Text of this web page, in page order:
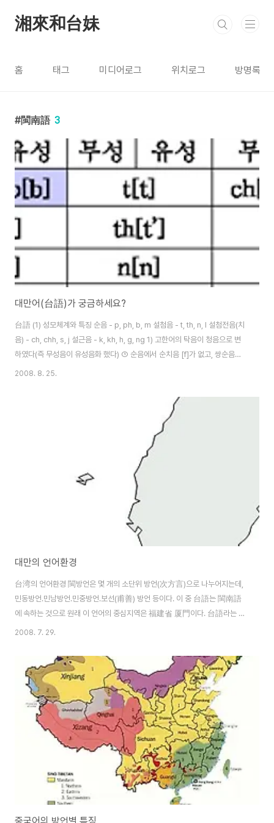
湘來和台妹
홈 태그 미디어로그 위치로그 방명록
閩南語 3
대만어(台語)가 궁금하세요?
台語 (1) 성모체계와 특징 순음 - p, ph, b, m 설첨음 - t, th, n, l 설첨전음(치
음) - ch, chh, s, j 설근음 - k, kh, h, g, ng 1) 고한어의 탁음이 청음으로 변
하였다(즉 무성음이 유성음화 했다) ① 순음에서 순치음 [f]가 없고, 쌍순음의
유성․무기음인 [b]가 있다 ② 치음에 유성․무기음인 [dʒ] (또는 [dz])가 있다
는 비음 [ŋ]이 있다 2) 권설음 zh[tʂ]․ch[tʂ‘]․sh[ʂ]가 없고, 이는 [ts][ts’][s]
로 발음한다 3) 설면음 j[tɕ]․q[tɕ‘]․x[ɕ]가 없고, 이는 [ts][ts’][s]로 발음한다
2008. 8. 25.
대만의 언어환경
台湾의 언어환경 閩방언은 몇 개의 소단위 방언(次方言)으로 나누어지는데,
민동방언․민남방언․민중방언․보선(甫善) 방언 등이다. 이 중 台語는 閩南語
에 속하는 것으로 원래 이 언어의 중심지역은 福建省 厦門이다. 台語라는 명
칭은 원래는 없었는데 어느 방언이나 그렇듯 경제 문화적인 중심지로 부각되면
語라는 명칭으로 불리게 되었다. 台灣의 언어환경은 크게 대륙의 보통화를 옮
겨온 국어와, 토착민의 언어인 台語로 대별된다. 台北의 언어실태는 북경에서
멀리 떨어진 지역에서 표준말의 사용이 확산되고 뿌리를 내림에 따라 겪게 되
는 발전과정에 있어서의 흥미로운 실례들을 제공해 주기도 한다. 방언이라는
관점에서 보자면 台北의 인구는 매우 이질적인 요소들..
2008. 7. 29.